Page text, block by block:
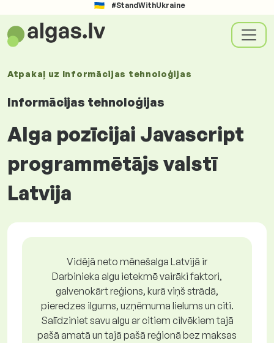
#StandWithUkraine
Atpakaļ uz Informācijas tehnoloģijas
Informācijas tehnoloģijas
Alga pozīcijai Javascript
programmētājs valstī
Latvija
Vidējā neto mēnešalga Latvijā ir
Darbinieka algu ietekmē vairāki faktori,
galvenokārt reģions, kurā viņš strādā,
pieredzes ilgums, uzņēmuma lielums un citi.
Salīdziniet savu algu ar citiem cilvēkiem tajā
pašā amatā un tajā pašā reģionā bez maksas